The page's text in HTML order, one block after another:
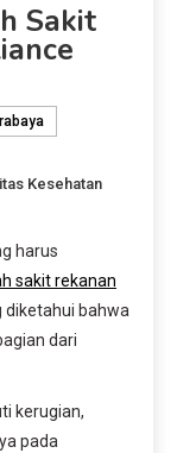
Sakit
Kesehatan
harus
sakit rekanan
diketahui bahwa
dari
kerugian,
pada